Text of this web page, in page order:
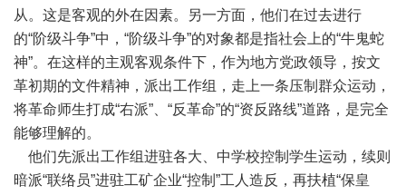
从。这是客观的外在因素。另一方面，他们在过去进行
的“阶级斗争”中，“阶级斗争”的对象都是指社会上的“牛鬼蛇
神”。在这样的主观客观条件下，作为地方党政领导，按文
革初期的文件精神，派出工作组，走上一条压制群众运动，
将革命师生打成“右派”、“反革命”的“资反路线”道路，是完全
能够理解的。
他们先派出工作组进驻各大、中学校控制学生运动，续则
暗派“联络员”进驻工矿企业“控制”工人造反，再扶植“保皇